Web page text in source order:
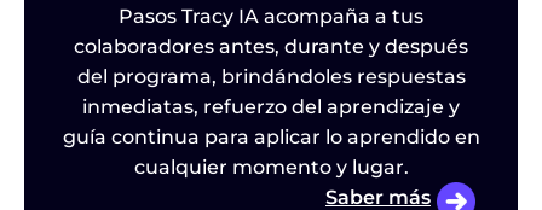
Pasos Tracy IA acompaña a tus
colaboradores antes, durante y después
del programa, brindándoles respuestas
inmediatas, refuerzo del aprendizaje y
guía continua para aplicar lo aprendido en
cualquier momento y lugar.
Saber más